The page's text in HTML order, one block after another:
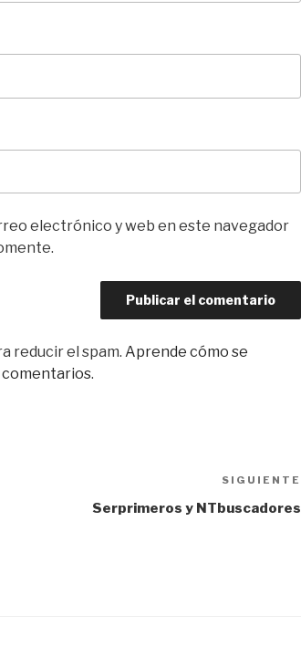
electrónico y web en este navegador
reducir el spam. Aprende cómo se
comentarios.
SIGUIENTE
Serprimeros y NTbuscadores